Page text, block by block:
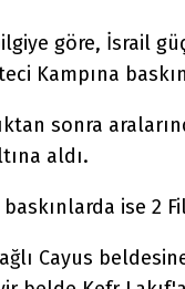
göre, İsrail
Kampına
sonra
aldı.
ise 2
Cayus